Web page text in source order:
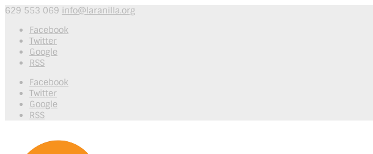
629 553 069 info@laranilla.org
Facebook
Twitter
Google
RSS
Facebook
Twitter
Google
RSS